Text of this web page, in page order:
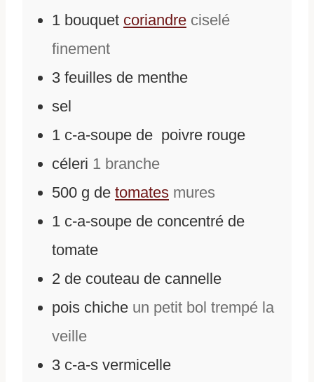
1 bouquet coriandre ciselé
finement
3 feuilles de menthe
sel
1 c-a-soupe de poivre rouge
céleri 1 branche
500 g de tomates mures
1 c-a-soupe de concentré de
tomate
2 de couteau de cannelle
pois chiche un petit bol trempé la
veille
3 c-a-s vermicelle